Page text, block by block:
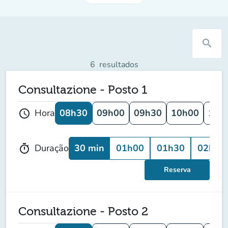
search
6 resultados
Consultazione - Posto 1
schedule Hora 08h30 09h00 09h30 10h00
timer Duração 30 min 01h00 01h30 02h00
Reserva
Consultazione - Posto 2